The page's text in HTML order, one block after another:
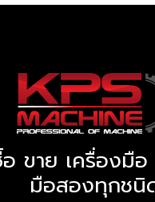
ขาย เครื่องมือ
มือสองทุกชนิ